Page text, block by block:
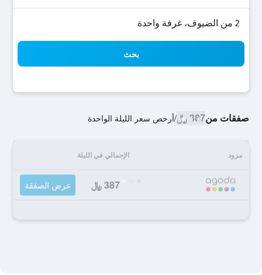
2 من الضيوف، غرفة واحدة
بحث
صفقات من387 ﷼ /أرخص سعر الليلة الواحدة
مزود الإجمالي في الليلة
387 ﷼ عرض الصفقة